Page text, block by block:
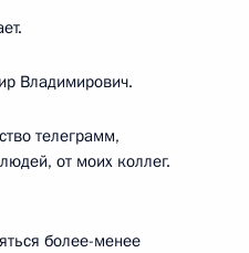
Владимирович.
телеграмм,
от моих коллег.
более-менее